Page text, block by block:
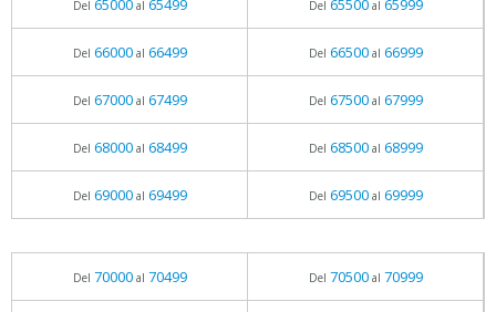
Del 65000al 65499 Del 65500al 65999
Del 66000al 66499 Del 66500al 66999
Del 67000al 67499 Del 67500al 67999
Del 68000al 68499 Del 68500al 68999
Del 69000al 69499 Del 69500al 69999
Del 70000al 70499 Del 70500al 70999